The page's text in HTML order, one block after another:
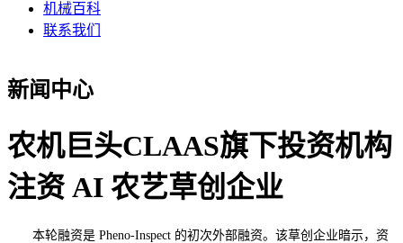
机械百科
联系我们
新闻中心
农机巨头CLAAS旗下投资机构
注资 AI 农艺草创企业
本轮融资是 Pheno-Inspect 的初次外部融资。该草创企业暗示，资